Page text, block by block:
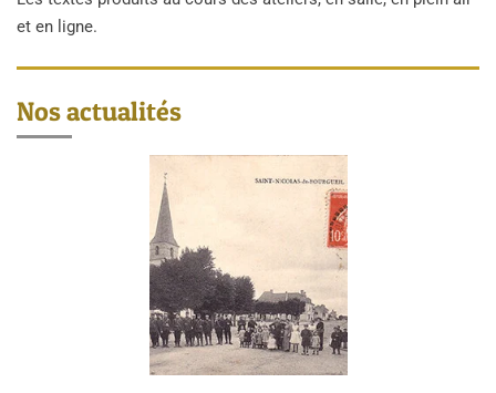
et en ligne.
Nos actualités